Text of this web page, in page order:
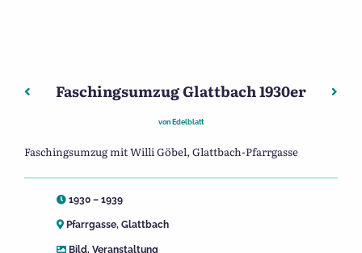
Beitragsnavigation
Vorheriger: Basdjoanesdaoach unn Foasenoachd
Faschingsumzug Glattbach 1930er
von Edelblatt
Faschingsumzug mit Willi Göbel, Glattbach-Pfarrgasse
1930 – 1939
Pfarrgasse, Glattbach
Bild, Veranstaltung